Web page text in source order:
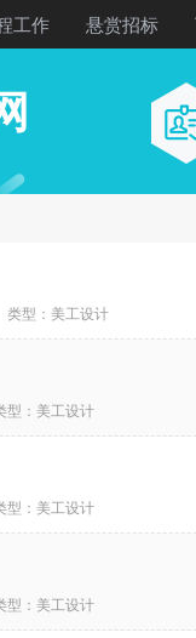
工作 悬赏招标
型：美工设计
：美工设计
：美工设计
：美工设计